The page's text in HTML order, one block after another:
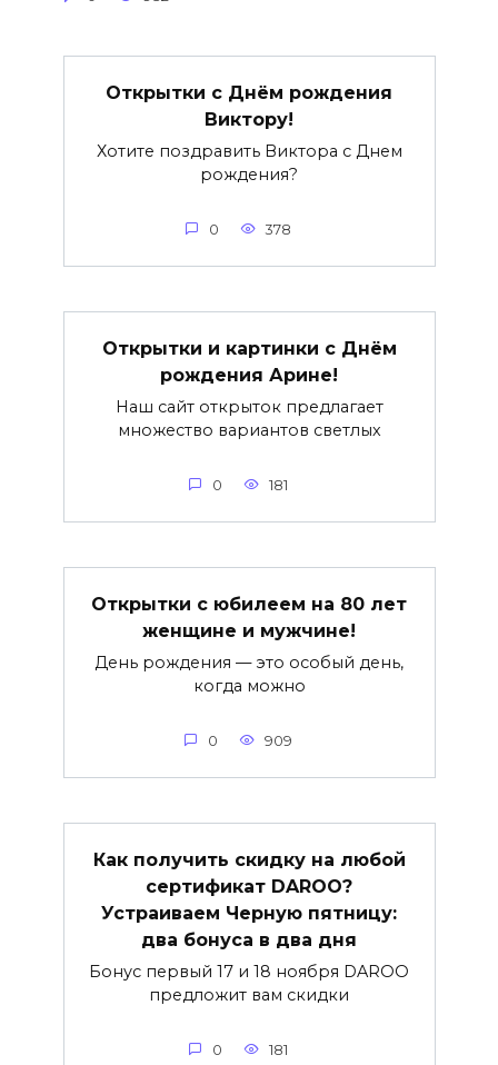
Открытки с Днём рождения
Виктору!
Хотите поздравить Виктора с Днем
рождения?
0 378
Открытки и картинки с Днём
рождения Арине!
Наш сайт открыток предлагает
множество вариантов светлых
0 181
Открытки с юбилеем на 80 лет
женщине и мужчине!
День рождения — это особый день,
когда можно
0 909
Как получить скидку на любой
сертификат DAROO?
Устраиваем Черную пятницу:
два бонуса в два дня
Бонус первый 17 и 18 ноября DAROO
предложит вам скидки
0 181